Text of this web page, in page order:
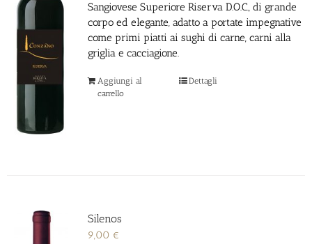
Sangiovese Superiore Riserva D.O.C., di grande
corpo ed elegante, adatto a portate impegnative
come primi piatti ai sughi di carne, carni alla
griglia e cacciagione.
Aggiungi al
carrello
Dettagli
Silenos
9,00 €